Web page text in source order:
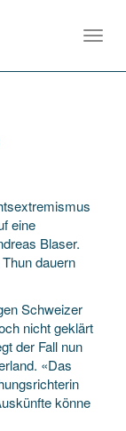
eine
Blaser.
dauern
Schweizer
nicht geklärt
der Fall nun
«Das
könne